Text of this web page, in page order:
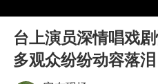
百花奖
美股存
Play
台上演员深情唱戏
多观众纷纷动容落泪